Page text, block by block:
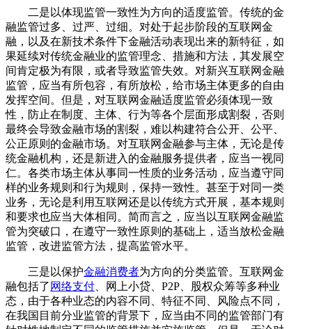
二是以体现监管一致性为方向的适度监管。传统的金
融监管过多、过严、过细。对处于起步阶段的互联网金
融，以及在新技术条件下金融活动表现出来的新特征，如
果延续对传统金融业的监管理念、措施和方法，其发展空
间肯定极为有限，或者导致监管失效。对新兴互联网金融
监管，应当有所包容，有所放松，给市场主体更多的自由
发挥空间。但是，对互联网金融适度监管必须体现一致
性，防止在制度、主体、行为等各个层面形成割裂，否则
最终会导致金融市场的割裂，难以构建符合公开、公平、
公正原则的金融市场。对互联网金融参与主体，无论是传
统金融机构，还是新进入的金融服务提供者，应当一视同
仁。各类市场主体从事同一性质的业务活动，应当遵守同
样的业务规则和行为规则，保持一致性。甚至于对同一类
业务，无论是利用互联网还是以传统方式开展，基本规则
和要求也应当大体相同。简而言之，应当以互联网金融监
管为突破口，在遵守一致性原则的基础上，适当放松金融
监管，改进监管方法，提高监管水平。
三是以保护金融消费者为方向的分类监管。互联网金
融包括了 网络支付 、网上小贷、P2P、股权众筹等多种业
态，由于各种业态的内容不同、特征不同、风险点不同，
在我国目前分业监管的背景下，应当由不同的监管部门有